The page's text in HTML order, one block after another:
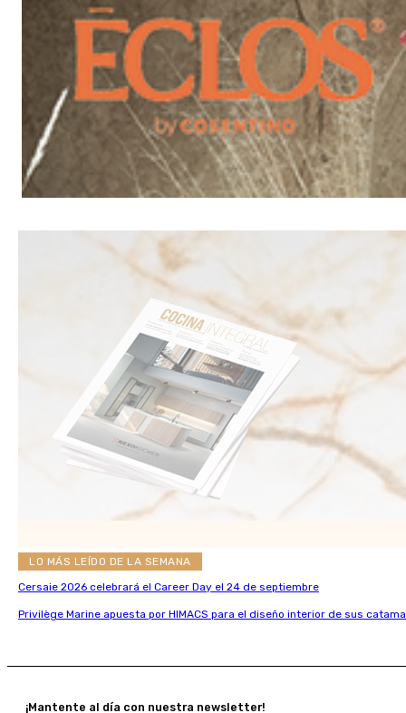
LO MÁS LEÍDO DE LA SEMANA
Cersaie 2026 celebrará el Career Day el 24 de septiembre
Privilège Marine apuesta por HIMACS para el diseño interior de sus
¡Mantente al día con nuestra newsletter!